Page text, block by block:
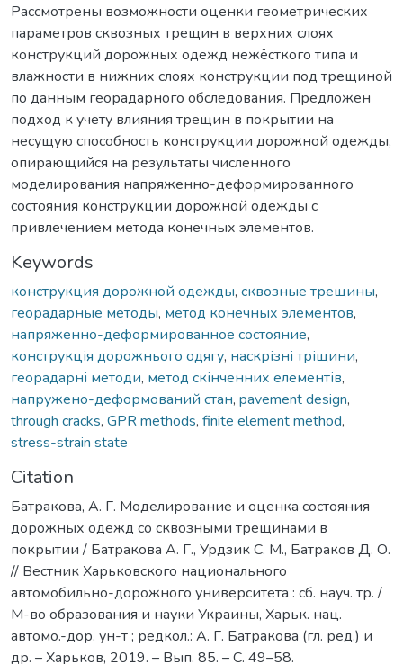
Рассмотрены возможности оценки геометрических
параметров сквозных трещин в верхних слоях
конструкций дорожных одежд нежёсткого типа и
влажности в нижних слоях конструкции под трещиной
по данным георадарного обследования. Предложен
подход к учету влияния трещин в покрытии на
несущую способность конструкции дорожной одежды,
опирающийся на результаты численного
моделирования напряженно-деформированного
состояния конструкции дорожной одежды с
привлечением метода конечных элементов.
Keywords
конструкция дорожной одежды, сквозные трещины,
георадарные методы, метод конечных элементов,
напряженно-деформированное состояние,
конструкція дорожнього одягу, наскрізні тріщини,
георадарні методи, метод скінченних елементів,
напружено-деформований стан, pavement design,
through cracks, GPR methods, finite element method,
stress-strain state
Citation
Батракова, А. Г. Моделирование и оценка состояния
дорожных одежд со сквозными трещинами в
покрытии / Батракова А. Г., Урдзик С. М., Батраков Д. О.
// Вестник Харьковского национального
автомобильно-дорожного университета : сб. науч. тр. /
М-во образования и науки Украины, Харьк. нац.
автомо.-дор. ун-т ; редкол.: А. Г. Батракова (гл. ред.) и
др. – Харьков, 2019. – Вып. 85. – С. 49–58.